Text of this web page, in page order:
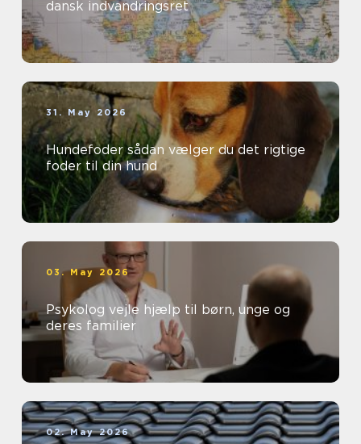
dansk indvandringsret
31. May 2026
Hundefoder sådan vælger du det rigtige
foder til din hund
03. May 2026
Psykolog vejle hjælp til børn, unge og
deres familier
02. May 2026